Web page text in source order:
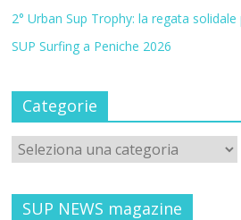
2° Urban Sup Trophy: la regata solidale
SUP Surfing a Peniche 2026
Categorie
SUP NEWS magazine